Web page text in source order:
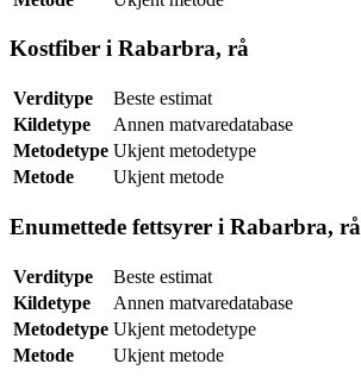
Kostfiber i Rabarbra, rå
Verditype
Beste estimat
Kildetype
Annen matvaredatabase
Metodetype Ukjent metodetype
Metode
Ukjent metode
Enumettede fettsyrer i Rabarbra, rå
Verditype
Beste estimat
Kildetype
Annen matvaredatabase
Metodetype Ukjent metodetype
Metode
Ukjent metode